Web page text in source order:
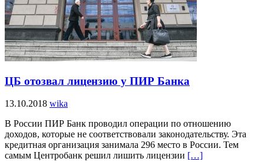
ЦБ отозвал лицензию у ПИР Банка
13.10.2018 wika
В России ПИР Банк проводил операции по отношению
доходов, которые не соответствовали законодательству. Эта
кредитная организация занимала 296 место в России. Тем
самым Центробанк решил лишить лицензии […]